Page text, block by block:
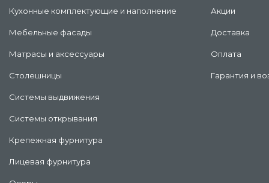
Кухонные комплектующие и наполнение
Мебельные фасады
Матрасы и аксессуары
Столешницы
Системы выдвижения
Системы открывания
Крепежная фурнитура
Лицевая фурнитура
Акции
Доставка
Оплата
Гарантия и